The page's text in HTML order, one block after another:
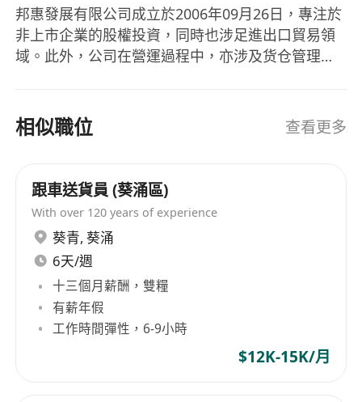
邦惠發展有限公司成立於2006年09月26日，專注於
非上市企業的股權投資，同時也涉足進出口貿易領
域。此外，公司在營運過程中，亦涉及货仓管理等
性，要求員工具備良好的粵語及一般英語能力，並
懂得讀寫中文及略懂英文。雖然未具體提到公司產
切相關。 Bonhui Development Co., Ltd was
established on September 26, 2006, focusing on
equity investment in unlisted companies and
also delving into the field of import and export
trade. Furthermore, during its operation, the
company is involved in warehouse
management tasks, requiring employees to
handle warehouse records and general
warehouse chores. In terms of team building,
相似職位 查看更多
跟車送貨員 (葵涌區)
With over 120 years of experience
葵青, 葵涌
6天/週
十三個月薪酬，雙糧
有薪年假
工作時間彈性，6-9小時
$12K-15K/月